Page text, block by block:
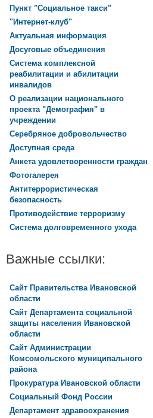
Пункт "Социальное такси"
"Интернет-клуб"
Актуальная информация
Досуговые объединения
Система комплексной
реабилитации и абилитации
инвалидов
О реализации национального
проекта "Демография" в
учреждении
Серебряное добровольчество
Доступная среда
Анкета удовлетворенности граждан
Фотогалерея
Антитеррористическая
безопасность
Противодействие терроризму
Система долговременного ухода
Важные ссылки:
Сайт Правительства Ивановской
области
Сайт Департамента социальной
защиты населения Ивановской
области
Сайт Администрации
Комсомольского муниципального
района
Прокуратура Ивановской области
Социальный Фонд России
Департамент здравоохранения